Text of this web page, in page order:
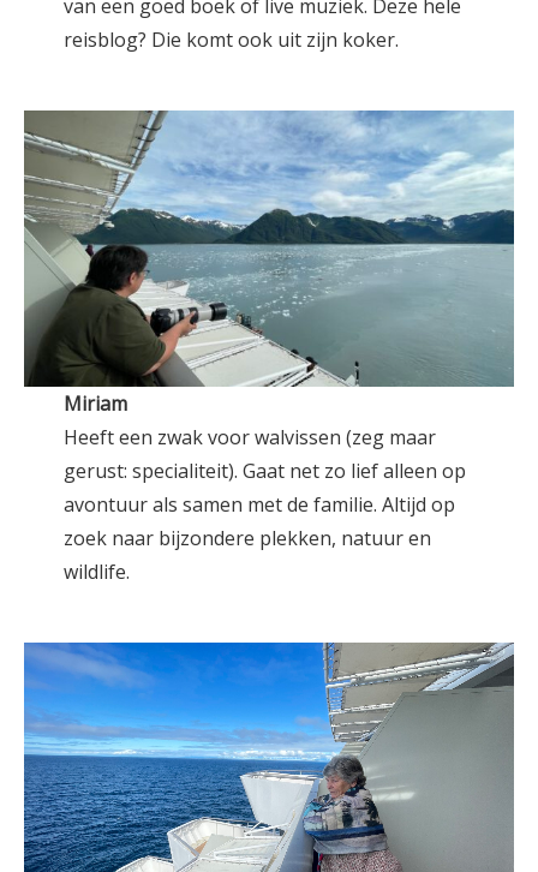
van een goed boek of live muziek. Deze hele
reisblog? Die komt ook uit zijn koker.
Miriam
Heeft een zwak voor walvissen (zeg maar
gerust: specialiteit). Gaat net zo lief alleen op
avontuur als samen met de familie. Altijd op
zoek naar bijzondere plekken, natuur en
wildlife.